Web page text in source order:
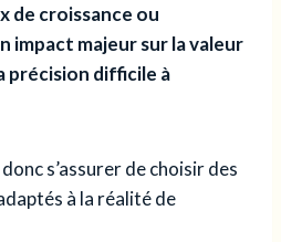
de croissance ou
impact majeur sur la valeur
précision difficile à
s’assurer de choisir des
à la réalité de